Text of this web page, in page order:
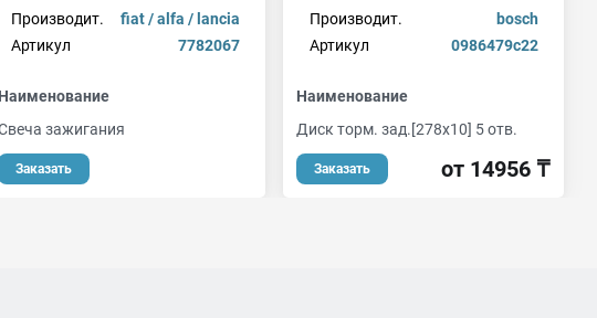
Производит.
fiat / alfa / lancia
Артикул
7782067
Наименование
зажигания
Заказать
Производит.
bosch
Артикул
0986479c22
Наименование
Диск торм. зад.[278x10] 5 отв.
Заказать от 14956 ₸